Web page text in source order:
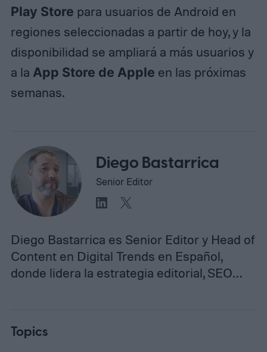
Play Store para usuarios de Android en
regiones seleccionadas a partir de hoy, y la
disponibilidad se ampliará a más usuarios y
a la App Store de Apple en las próximas
semanas.
Diego Bastarrica
Senior Editor
Diego Bastarrica es Senior Editor y Head of
Content en Digital Trends en Español,
donde lidera la estrategia editorial, SEO…
Topics